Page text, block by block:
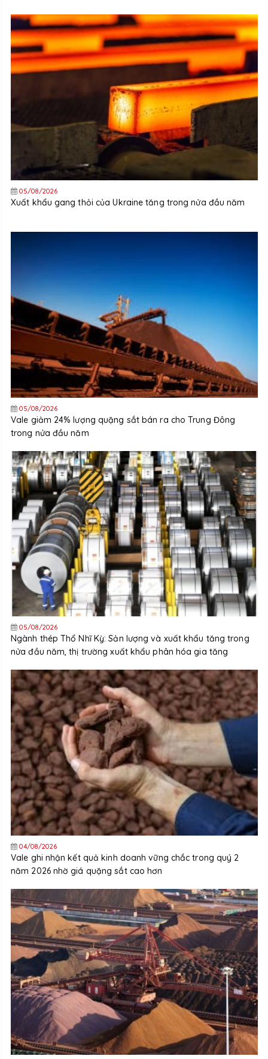
05/08/2026
Xuất khẩu gang thỏi của Ukraine tăng trong nửa đầu năm
05/08/2026
Vale giảm 24% lượng quặng sắt bán ra cho Trung Đông
trong nửa đầu năm
05/08/2026
Ngành thép Thổ Nhĩ Kỳ: Sản lượng và xuất khẩu tăng trong
nửa đầu năm, thị trường xuất khẩu phân hóa gia tăng
04/08/2026
Vale ghi nhận kết quả kinh doanh vững chắc trong quý 2
năm 2026 nhờ giá quặng sắt cao hơn